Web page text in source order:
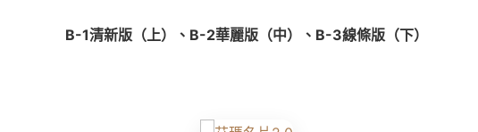
B-1清新版（上）、B-2華麗版（中）、B-3線條版（下）